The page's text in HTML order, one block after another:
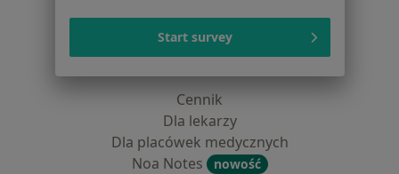
Blog dla pacjentów
Cennik
Dla lekarzy
Dla placówek medycznych
Noa Notes
nowość
Start survey